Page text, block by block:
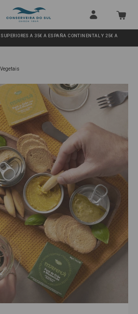
A 35€ A ESPAÑA CONTINENTAL Y 25€ A